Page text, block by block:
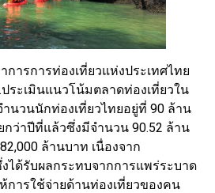
ารการท่องเที่ยวแห่งประเทศไทย
ระเมินแนวโน้มตลาดท่องเที่ยวใน
นวนนักท่องเที่ยวไทยอยู่ที่ 90 ล้าน
ว่าปีที่แล้วซึ่งมีจำนวน 90.52 ล้าน
ล้านบาท เนื่องจาก
ได้รับผลกระทบจากการแพร่ระบาด
การใช้จ่ายด้านท่องเที่ยวของคน